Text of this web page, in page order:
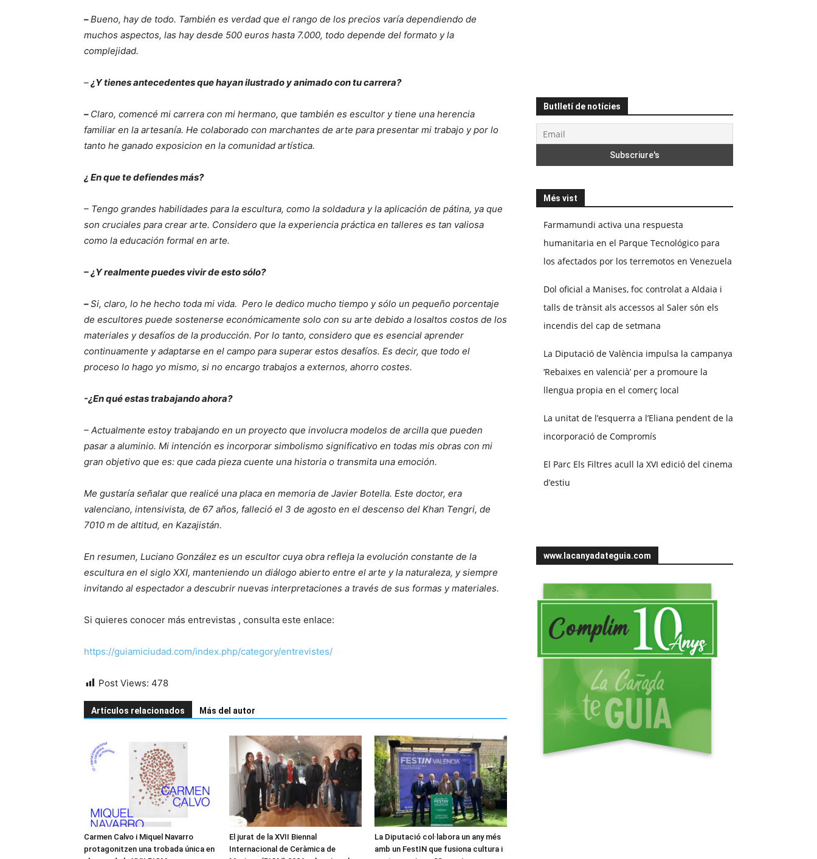
–Bueno, hay de todo. También es verdad que el rango de los precios varía dependiendo de
muchos aspectos, las hay desde 500 euros hasta 7.000, todo depende del formato y la
complejidad.
–¿Y tienes antecedentes que hayan ilustrado y animado con tu carrera?
– Claro, comencé mi carrera con mi hermano, que también es escultor y tiene una herencia
familiar en la artesanía. He colaborado con marchantes de arte para presentar mi trabajo y por lo
tanto he ganado exposicion en la comunidad artística.
¿ En que te defiendes más?
– Tengo grandes habilidades para la escultura, como la soldadura y la aplicación de pátina, ya que
son cruciales para crear arte. Considero que la experiencia práctica en talleres es tan valiosa
como la educación formal en arte.
– ¿Y realmente puedes vivir de esto sólo?
–Si, claro, lo he hecho toda mi vida. Pero le dedico mucho tiempo y sólo un pequeño porcentaje
de escultores puede sostenerse económicamente solo con su arte debido a losaltos costos de los
materiales y desafíos de la producción. Por lo tanto, considero que es esencial aprender
continuamente y adaptarse en el campo para superar estos desafíos. Es decir, que todo el
proceso lo hago yo mismo, si no encargo trabajos a externos, ahorro costes.
-¿En qué estas trabajando ahora?
– Actualmente estoy trabajando en un proyecto que involucra modelos de arcilla que pueden
pasar a aluminio. Mi intención es incorporar simbolismo significativo en todas mis obras con mi
gran objetivo que es: que cada pieza cuente una historia o transmita una emoción.
Me gustaría señalar que realicé una placa en memoria de Javier Botella. Este doctor, era
valenciano, intensivista, de 67 años, falleció el 3 de agosto en el descenso del Khan Tengri, de
7010 m de altitud, en Kazajistán.
En resumen, Luciano González es un escultor cuya obra refleja la evolución constante de la
escultura en el siglo XXI, manteniendo un diálogo abierto entre el arte y la naturaleza, y siempre
invitando al espectador a descubrir nuevas interpretaciones a través de sus formas y materiales.
Si quieres conocer más entrevistas , consulta este enlace:
https://guiamiciudad.com/index.php/category/entrevistes/
Post Views: 478
Artículos relacionados Más del autor
Carmen Calvo i Miquel Navarro
protagonitzen una trobada única en
El jurat de la XVII Biennal
Internacional de Ceràmica de
La Diputació col·labora un any més
amb un FestIN que fusiona cultura i
Butlletí de notícies
Més vist
Farmamundi activa una respuesta
humanitaria en el Parque Tecnológico para
los afectados por los terremotos en Venezuela
Dol oficial a Manises, foc controlat a Aldaia i
talls de trànsit als accessos al Saler són els
incendis del cap de setmana
La Diputació de València impulsa la campanya
‘Rebaixes en valencià’ per a promoure la
llengua propia en el comerç local
La unitat de l’esquerra a l’Eliana pendent de la
incorporació de Compromís
El Parc Els Filtres acull la XVI edició del cinema
d’estiu
www.lacanyadateguia.com